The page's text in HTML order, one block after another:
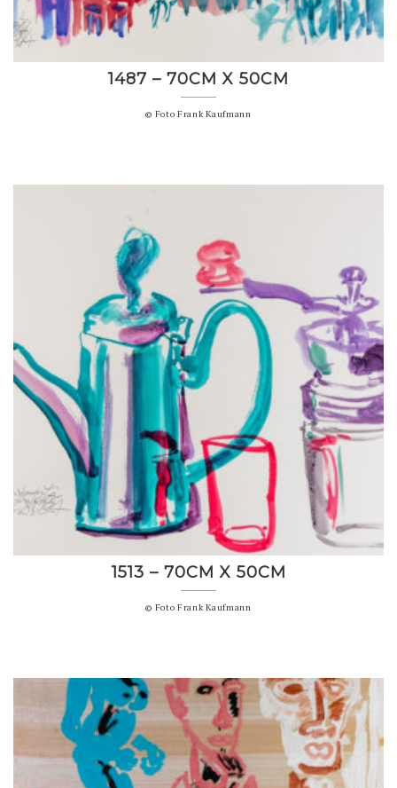
1487 – 70CM X 50CM
© Foto Frank Kaufmann
1513 – 70CM X 50CM
© Foto Frank Kaufmann